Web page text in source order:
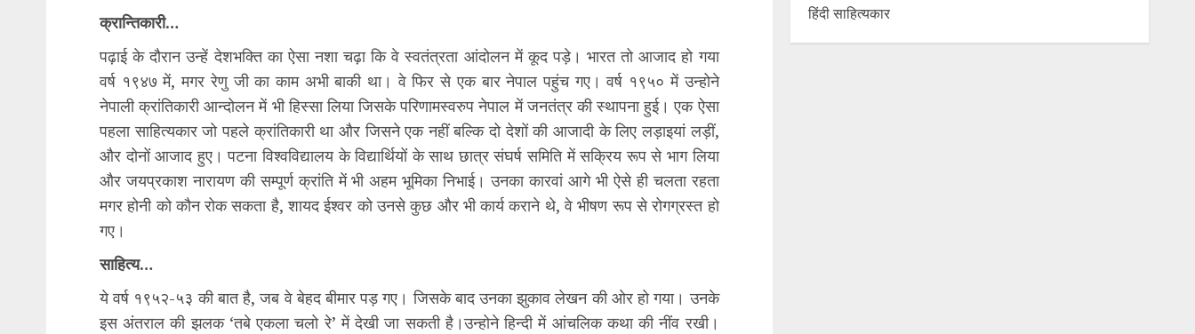
क्रान्तिकारी…
पढ़ाई के दौरान उन्हें देशभक्ति का ऐसा नशा चढ़ा कि वे स्वतंत्रता आंदोलन में कूद पड़े। भारत तो आजाद हो गया
वर्ष १९४७ में, मगर रेणु जी का काम अभी बाकी था। वे फिर से एक बार नेपाल पहुंच गए। वर्ष १९५० में उन्होने
नेपाली क्रांतिकारी आन्दोलन में भी हिस्सा लिया जिसके परिणामस्वरुप नेपाल में जनतंत्र की स्थापना हुई। एक ऐसा
पहला साहित्यकार जो पहले क्रांतिकारी था और जिसने एक नहीं बल्कि दो देशों की आजादी के लिए लड़ाइयां लड़ीं,
और दोनों आजाद हुए। पटना विश्वविद्यालय के विद्यार्थियों के साथ छात्र संघर्ष समिति में सक्रिय रूप से भाग लिया
और जयप्रकाश नारायण की सम्पूर्ण क्रांति में भी अहम भूमिका निभाई। उनका कारवां आगे भी ऐसे ही चलता रहता
मगर होनी को कौन रोक सकता है, शायद ईश्वर को उनसे कुछ और भी कार्य कराने थे, वे भीषण रूप से रोगग्रस्त हो
गए।
साहित्य…
ये वर्ष १९५२-५३ की बात है, जब वे बेहद बीमार पड़ गए। जिसके बाद उनका झुकाव लेखन की ओर हो गया। उनके
इस अंतराल की झलक ‘तबे एकला चलो रे’ में देखी जा सकती है।उन्होने हिन्दी में आंचलिक कथा की नींव रखी।
हिंदी साहित्यकार